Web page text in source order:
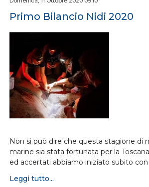
Primo Bilancio Nidi 2020
Non si può dire che questa stagione di
marine sia stata fortunata per la
ed accertati abbiamo iniziato subito con
Leggi tutto...